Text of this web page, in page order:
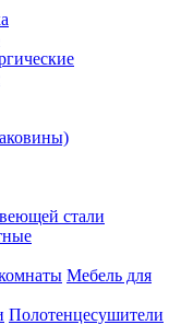
стали
Мебель для
Полотенцесушители